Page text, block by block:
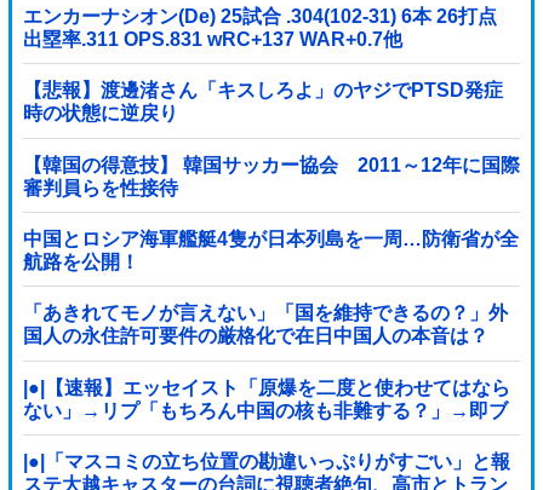
エンカーナシオン(De) 25試合 .304(102-31) 6本 26打点
出塁率.311 OPS.831 wRC+137 WAR+0.7他
【悲報】渡邊渚さん「キスしろよ」のヤジでPTSD発症
時の状態に逆戻り
【韓国の得意技】 韓国サッカー協会 2011～12年に国際
審判員らを性接待
中国とロシア海軍艦艇4隻が日本列島を一周…防衛省が全
航路を公開！
「あきれてモノが言えない」「国を維持できるの？」外
国人の永住許可要件の厳格化で在日中国人の本音は？
|●|【速報】エッセイスト「原爆を二度と使わせてはなら
ない」→リプ「もちろん中国の核も非難する？」→即ブ
ロック
|●|「マスコミの立ち位置の勘違いっぷりがすごい」と報
ステ大越キャスターの台詞に視聴者絶句、高市とトラン